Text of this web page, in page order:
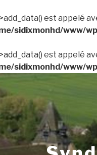
est appelé
sidixmonhd/www/
est appelé
sidixmonhd/www/